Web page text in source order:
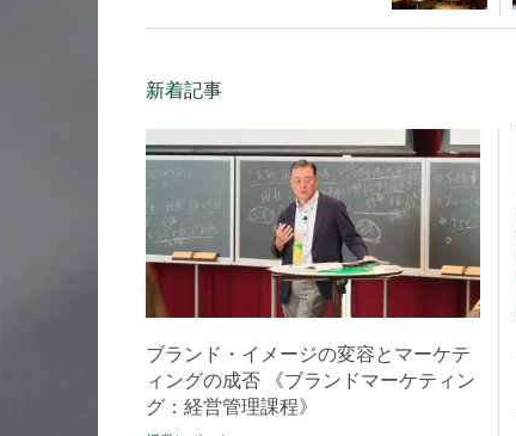
新着記事
ブランド・イメージの変容とマーケテ
ィングの成否 《ブランドマーケティン
グ：経営管理課程》